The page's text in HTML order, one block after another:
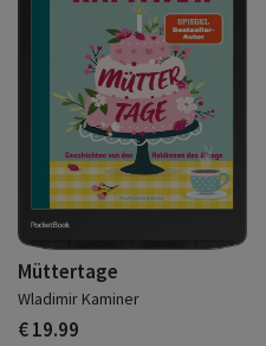
Müttertage
Wladimir Kaminer
€ 19.99